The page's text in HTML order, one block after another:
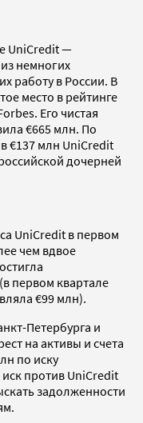
UniCredit —
немногих
работу в России. В
место в рейтинге
Его чистая
€665 млн. По
€137 млн UniCredit
дочерней
UniCredit в первом
чем вдвое
первом квартале
€99 млн).
Петербурга и
на активы и счета
по иску
против UniCredit
задолженности